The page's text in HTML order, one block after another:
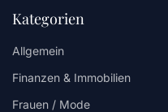
Kategorien
Allgemein
Finanzen & Immobilien
Frauen / Mode